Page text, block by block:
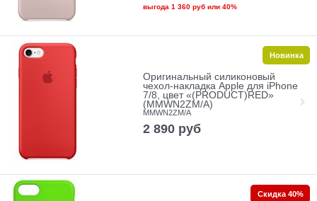
выгода 1 360 рубили 40%
Оригинальный силиконовый
чехол-накладка Apple для iPhone
7/8, цвет «(PRODUCT)RED»
(MMWN2ZM/A)
MMWN2ZM/A
2 890 руб
Новинка
Скидка 40%